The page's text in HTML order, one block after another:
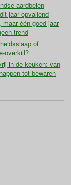
aardbeien
jaar opvallend
maar één goed jaar
trend
of
overkill?
in de keuken: van
tot bewaren